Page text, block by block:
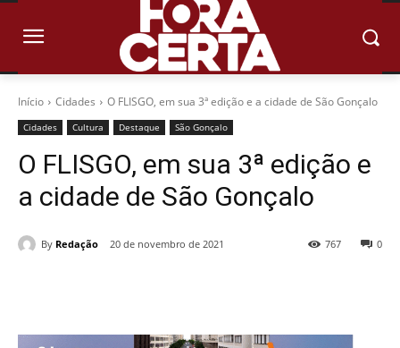
Início Cidades O FLISGO, em sua 3ª edição e a cidade de São Gonçalo
Cidades Cultura Destaque São Gonçalo
O FLISGO, em sua 3ª edição e
a cidade de São Gonçalo
By Redação 20 de novembro de 2021 0
767